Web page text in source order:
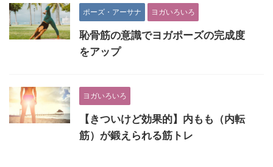
ポーズ・アーサナ ヨガいろいろ
恥骨筋の意識でヨガポーズの完成度
をアップ
ヨガいろいろ
【きついけど効果的】内もも（内転
筋）が鍛えられる筋トレ